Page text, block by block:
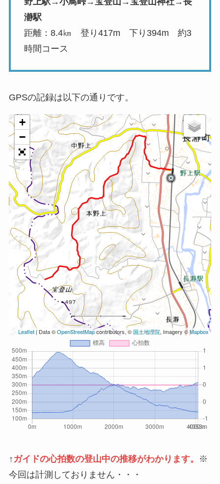
瀞駅
距離：8.4㎞ 登り417m 下り394m 約3
時間コース
GPSの記録は以下の通りです。
+
−
Leaflet | Data ©OpenStreetMapcontributors, ©国土地理院, Imagery ©Mapbox
↑ ガイドの心拍数の登山中の推移がわかります。
※
今回は計測しておりません・・・